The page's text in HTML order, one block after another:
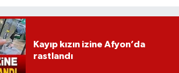
Kayıp kızın izine Afyon’da
rastlandı